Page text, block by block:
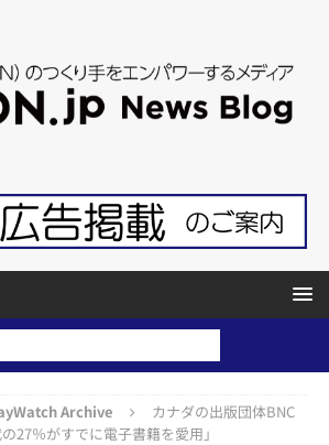
Archive
カナダの出版団体BNC
27％がすでに電子書籍を愛用」